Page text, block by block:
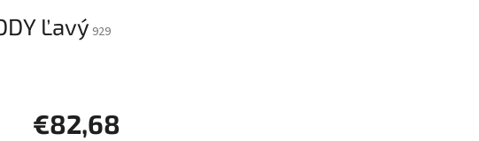
Ľavý 929
€82,68